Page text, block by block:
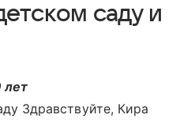
саду и
лет
Здравствуйте, Кира